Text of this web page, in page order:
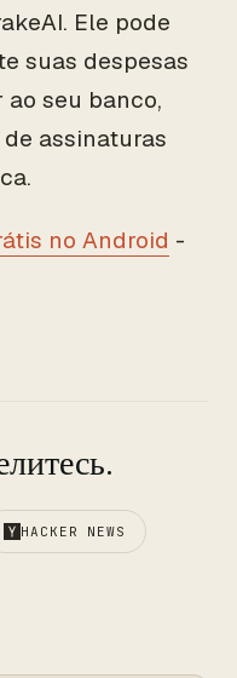
Ele pode
suas despesas
seu banco,
assinaturas
no Android -
HACKER NEWS